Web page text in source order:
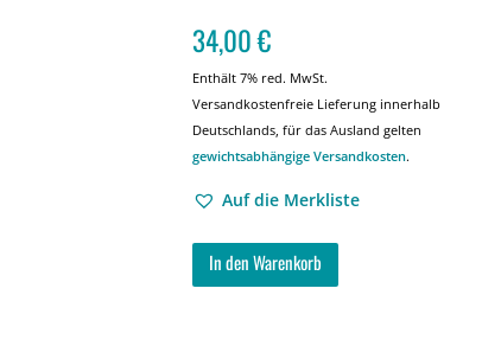
34,00€
Enthält 7% red. MwSt.
Versandkostenfreie Lieferung innerhalb
Deutschlands, für das Ausland gelten
gewichtsabhängige Versandkosten.
Auf die Merkliste
In den Warenkorb